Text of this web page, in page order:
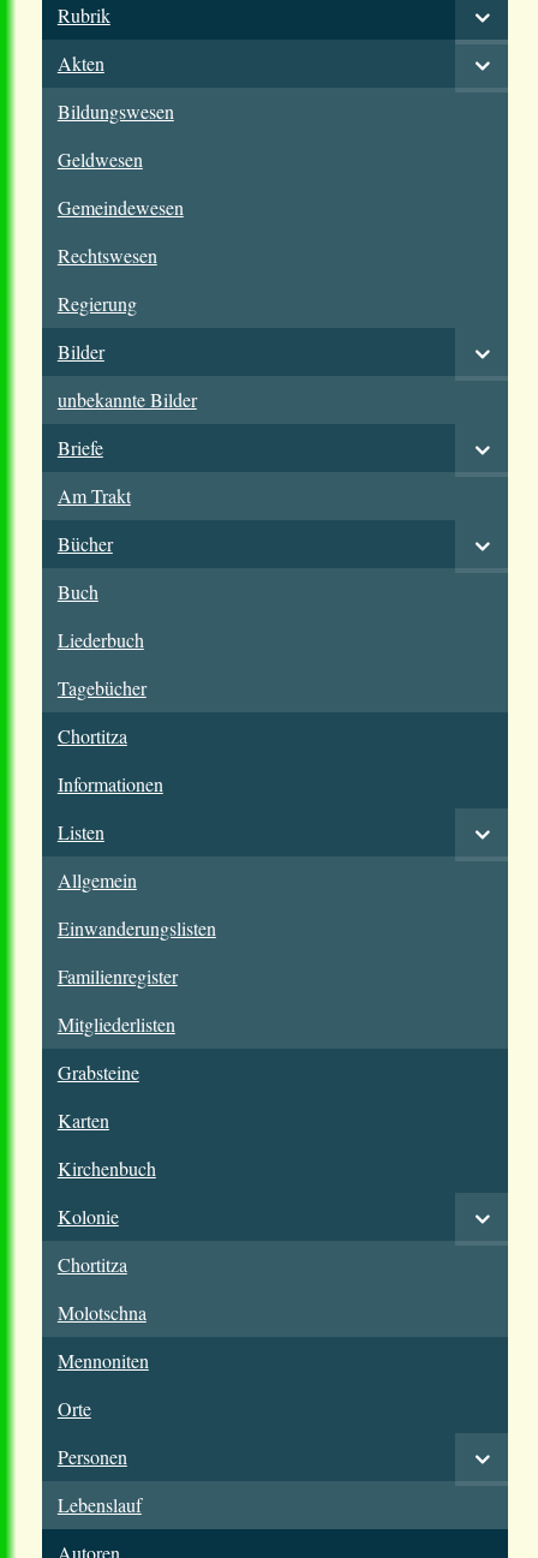
Rubrik
Akten
Bildungswesen
Geldwesen
Gemeindewesen
Rechtswesen
Regierung
Bilder
unbekannte Bilder
Briefe
Am Trakt
Bücher
Buch
Liederbuch
Tagebücher
Chortitza
Informationen
Listen
Allgemein
Einwanderungslisten
Familienregister
Mitgliederlisten
Grabsteine
Karten
Kirchenbuch
Kolonie
Chortitza
Molotschna
Mennoniten
Orte
Personen
Lebenslauf
Autoren